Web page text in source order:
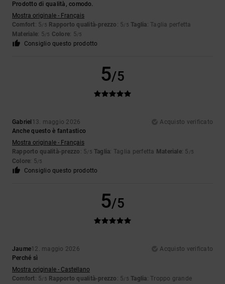
Prodotto di qualità, comodo.
Mostra originale - Français
Comfort: 5/5 Rapporto qualità-prezzo : 5/5 Taglia: Taglia perfetta
Materiale: 5/5 Colore: 5/5
Consiglio questo prodotto
5/5
Gabriel 13. maggio 2026
Acquisto verificato
Anche questo è fantastico
Mostra originale - Français
Rapporto qualità-prezzo : 5/5 Taglia: Taglia perfetta Materiale: 5 /5
Colore: 5/5
Consiglio questo prodotto
5/5
Jaume12. maggio 2026
Acquisto verificato
Perché sì
Mostra originale - Castellano
Comfort: 5/5 Rapporto qualità-prezzo : 5/5 Taglia: Troppo grande